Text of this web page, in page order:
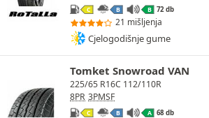
C B B 72 db
21 mišljenja
Cjelogodišnje gume
Tomket Snowroad VAN
225/65 R16C 112/110R
8PR 3PMSF
C B A 68 db